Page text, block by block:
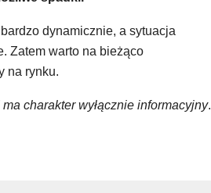
dynamicznie, a sytuacja
Zatem warto na bieżąco
na rynku.
charakter wyłącznie informacyjny.